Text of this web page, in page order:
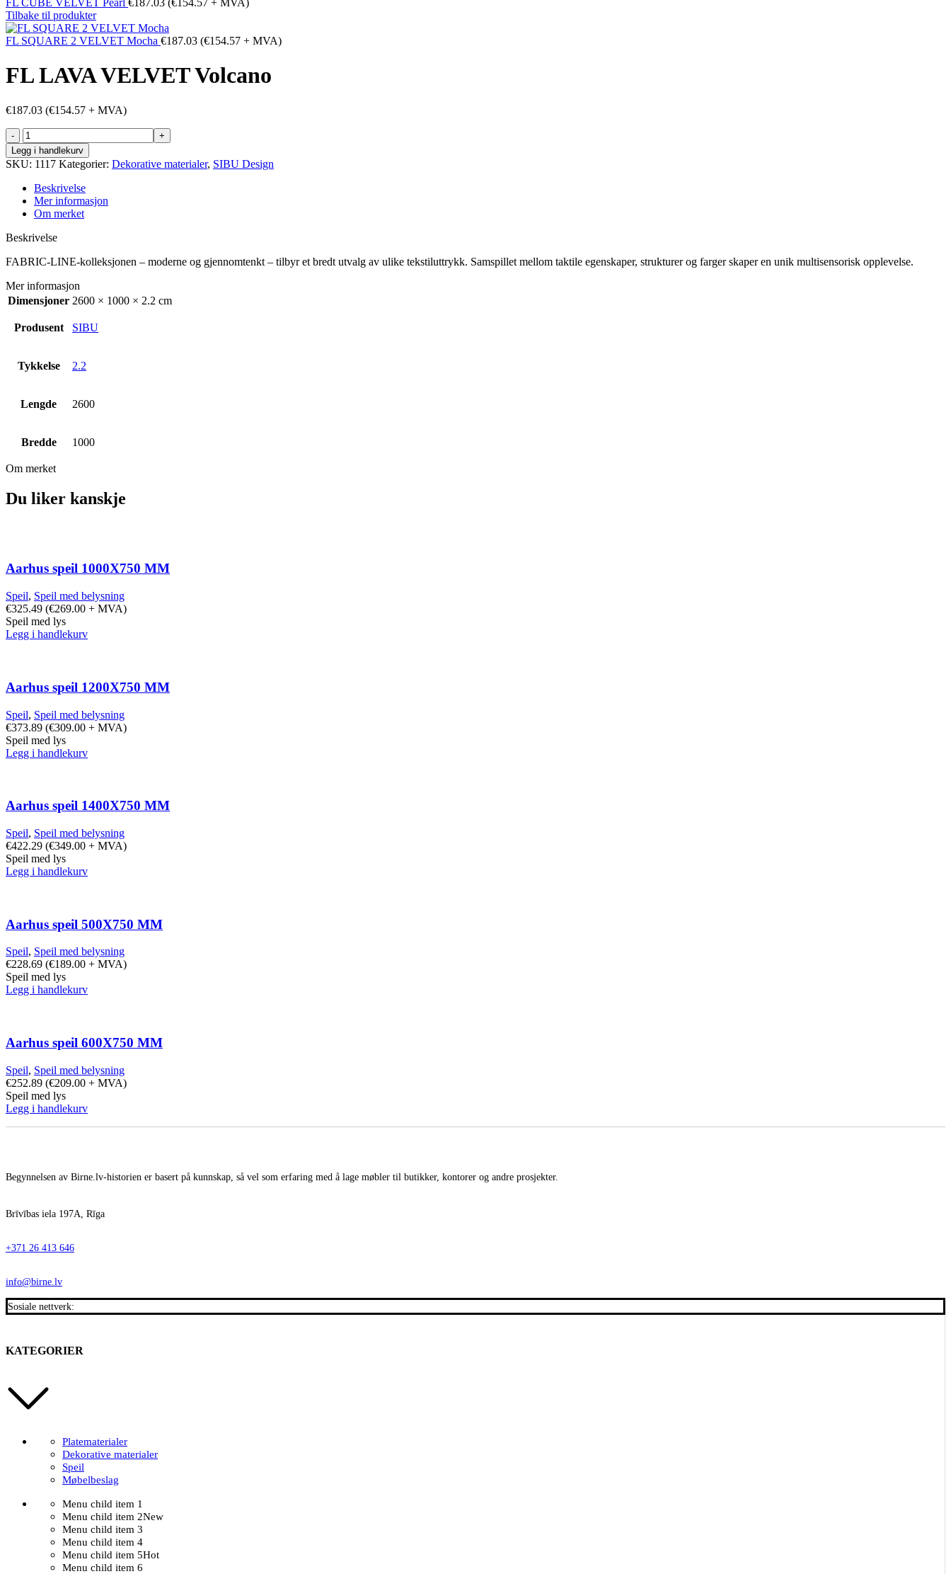
FL CUBE VELVET Pearl € 187.03 (€ 154.57 + MVA)
Tilbake til produkter
FL SQUARE 2 VELVET Mocha €187.03 (€154.57 + MVA)
FL LAVA VELVET Volcano
€187.03 (€154.57 + MVA)
FL
LAVA
VELVET
Volcano
antall
Legg i handlekurv
SKU: 1117 Kategorier: Dekorative materialer, SIBU Design
Beskrivelse
Mer informasjon
Om merket
Beskrivelse
FABRIC-LINE-kolleksjonen – moderne og gjennomtenkt – tilbyr et bredt utvalg av ulike tekstiluttrykk. Samspillet mellom taktile egenskaper, strukturer og farger skaper en unik multisensorisk opplevelse.
Mer informasjon
Dimensjoner 2600 × 1000 × 2.2 cm
Produsent SIBU
Tykkelse 2.2
Lengde 2600
Bredde 1000
Om merket
Du liker kanskje
Aarhus speil 1000X750 MM
Speil, Speil med belysning
€325.49 (€269.00 + MVA)
Speil med lys
Legg i handlekurv
Aarhus speil 1200X750 MM
Speil, Speil med belysning
€373.89 (€309.00 + MVA)
Speil med lys
Legg i handlekurv
Aarhus speil 1400X750 MM
Speil, Speil med belysning
€422.29 (€349.00 + MVA)
Speil med lys
Legg i handlekurv
Aarhus speil 500X750 MM
Speil, Speil med belysning
€228.69 (€189.00 + MVA)
Speil med lys
Legg i handlekurv
Aarhus speil 600X750 MM
Speil, Speil med belysning
€252.89 (€209.00 + MVA)
Speil med lys
Legg i handlekurv
Begynnelsen av Birne.lv-historien er basert på kunnskap, så vel som erfaring med å lage møbler til butikker, kontorer og andre prosjekter.
Brīvības iela 197A, Rīga
+371 26 413 646
info@birne.lv
Sosiale nettverk:
KATEGORIER
Platematerialer
Dekorative materialer
Speil
Møbelbeslag
Menu child item 1
Menu child item 2New
Menu child item 3
Menu child item 4
Menu child item 5Hot
Menu child item 6